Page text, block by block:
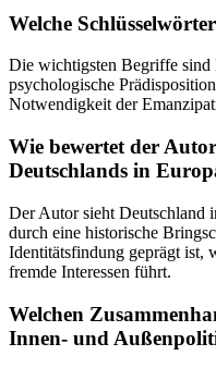
Welche
Die wichtigsten Begriffe sind
psychologische
Notwendigkeit der
Wie bewertet der
Deutschlands in
Der Autor sieht Deutschland
durch eine historische
Identitätsfindung geprägt ist,
fremde Interessen führt.
Welchen
Innen- und